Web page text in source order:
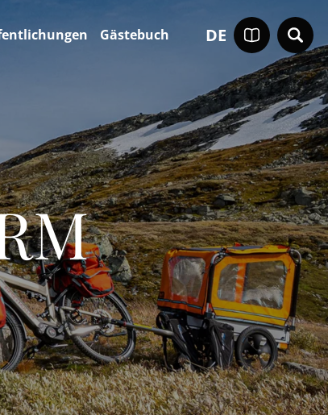
DE
Gästebuch